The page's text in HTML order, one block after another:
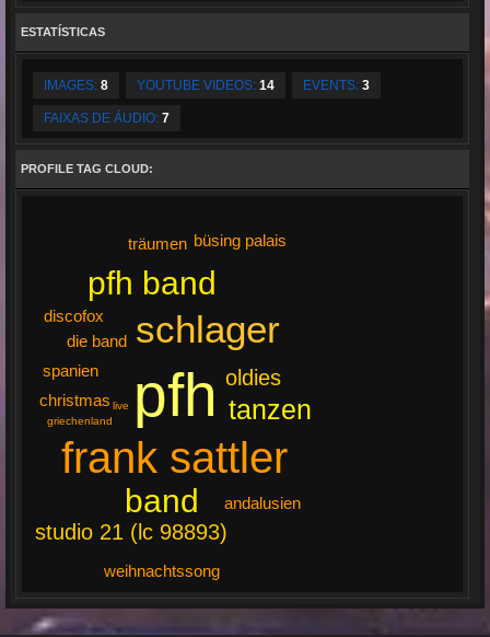
ESTATÍSTICAS
IMAGES: 8 YOUTUBE VIDEOS: 14 EVENTS: 3
FAIXAS DE ÁUDIO: 7
PROFILE TAG CLOUD:
pfh
frank sattler
schlager
pfh band
band
tanzen
oldies
studio 21 (lc 98893)
christmas
die band
träumen
spanien
andalusien
weihnachtssong
büsing palais
discofox
live
griechenland